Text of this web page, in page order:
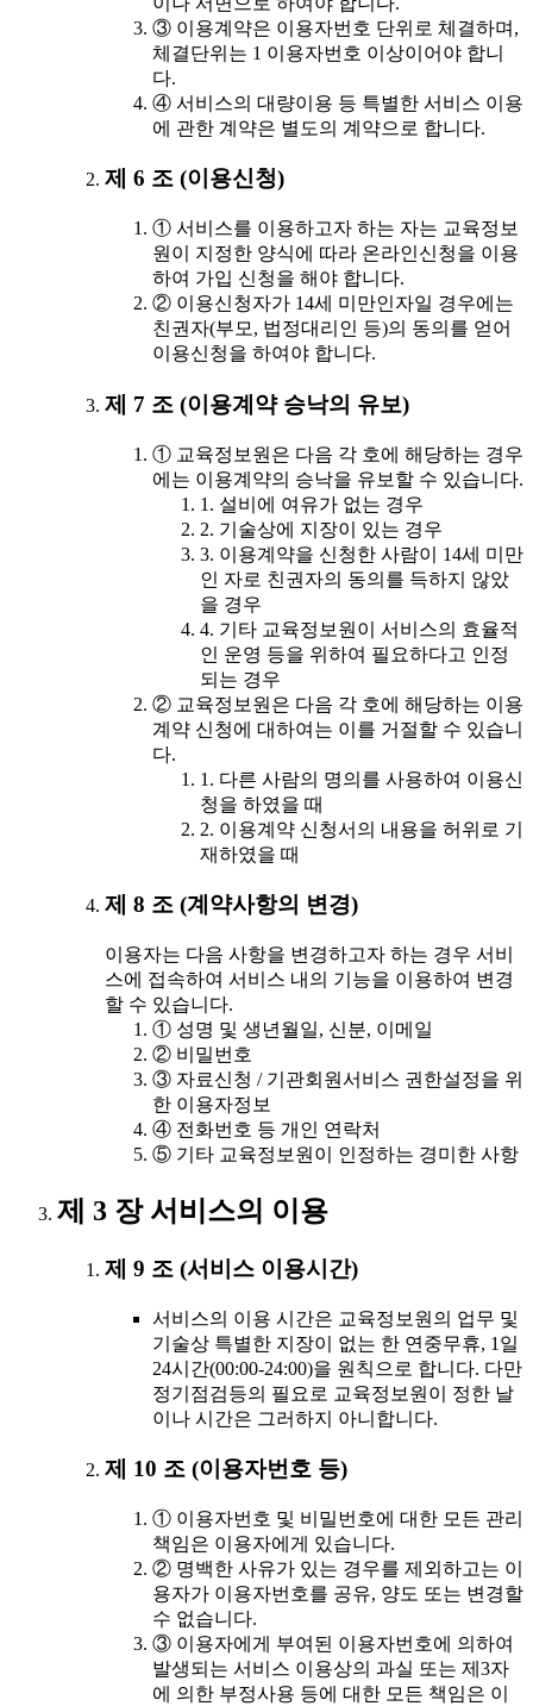
③ 이용계약은 이용자번호 단위로 체결하며,
체결단위는 1 이용자번호 이상이어야 합니
다.
④ 서비스의 대량이용 등 특별한 서비스 이용
에 관한 계약은 별도의 계약으로 합니다.
제 6 조 (이용신청)
① 서비스를 이용하고자 하는 자는 교육정보
원이 지정한 양식에 따라 온라인신청을 이용
하여 가입 신청을 해야 합니다.
② 이용신청자가 14세 미만인자일 경우에는
친권자(부모, 법정대리인 등)의 동의를 얻어
이용신청을 하여야 합니다.
제 7 조 (이용계약 승낙의 유보)
① 교육정보원은 다음 각 호에 해당하는 경우
에는 이용계약의 승낙을 유보할 수 있습니다.
1. 설비에 여유가 없는 경우
2. 기술상에 지장이 있는 경우
3. 이용계약을 신청한 사람이 14세 미만
인 자로 친권자의 동의를 득하지 않았
을 경우
4. 기타 교육정보원이 서비스의 효율적
인 운영 등을 위하여 필요하다고 인정
되는 경우
② 교육정보원은 다음 각 호에 해당하는 이용
계약 신청에 대하여는 이를 거절할 수 있습니
다.
1. 다른 사람의 명의를 사용하여 이용신
청을 하였을 때
2. 이용계약 신청서의 내용을 허위로 기
재하였을 때
제 8 조 (계약사항의 변경)
이용자는 다음 사항을 변경하고자 하는 경우 서비
스에 접속하여 서비스 내의 기능을 이용하여 변경
할 수 있습니다.
① 성명 및 생년월일, 신분, 이메일
② 비밀번호
③ 자료신청 / 기관회원서비스 권한설정을 위
한 이용자정보
④ 전화번호 등 개인 연락처
⑤ 기타 교육정보원이 인정하는 경미한 사항
제 3 장 서비스의 이용
제 9 조 (서비스 이용시간)
서비스의 이용 시간은 교육정보원의 업무 및
기술상 특별한 지장이 없는 한 연중무휴, 1일
24시간(00:00-24:00)을 원칙으로 합니다. 다만
정기점검등의 필요로 교육정보원이 정한 날
이나 시간은 그러하지 아니합니다.
제 10 조 (이용자번호 등)
① 이용자번호 및 비밀번호에 대한 모든 관리
책임은 이용자에게 있습니다.
② 명백한 사유가 있는 경우를 제외하고는 이
용자가 이용자번호를 공유, 양도 또는 변경할
수 없습니다.
③ 이용자에게 부여된 이용자번호에 의하여
발생되는 서비스 이용상의 과실 또는 제3자
에 의한 부정사용 등에 대한 모든 책임은 이